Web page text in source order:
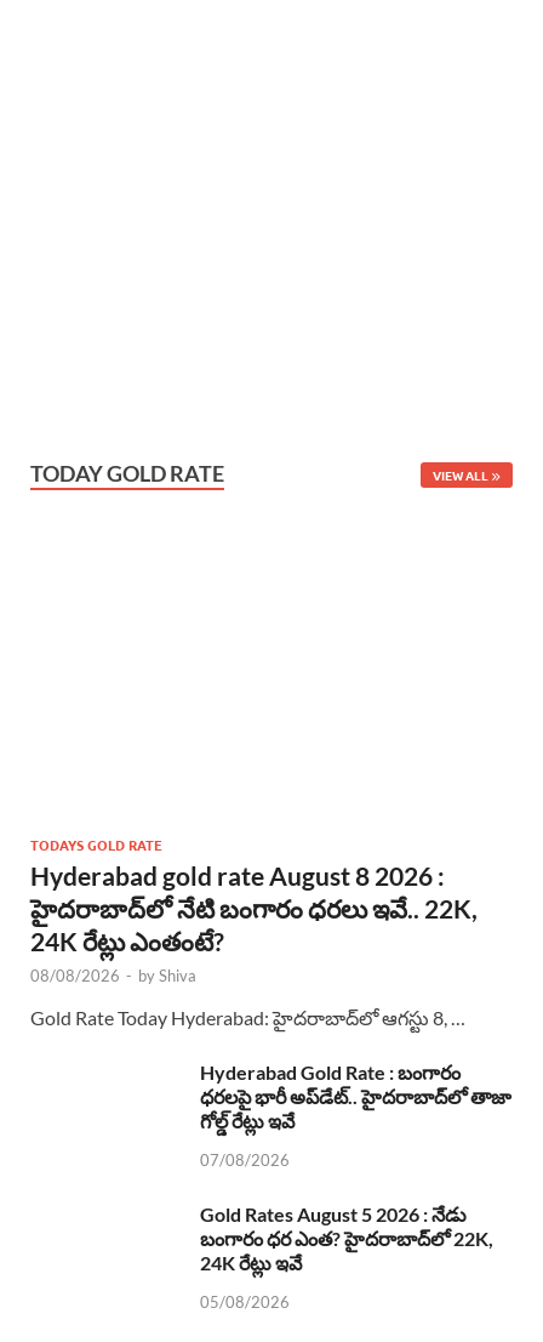
TODAY GOLD RATE VIEW ALL
TODAYS GOLD RATE
Hyderabad gold rate August 8 2026 :
హైదరాబాద్‌లో నేటి బంగారం ధరలు ఇవే.. 22K,
24K రేట్లు ఎంతంటే?
08/08/2026 - byShiva
Gold Rate Today Hyderabad: హైదరాబాద్‌లో ఆగస్టు 8, …
Hyderabad Gold Rate : బంగారం
ధరలపై భారీ అప్‌డేట్.. హైదరాబాద్‌లో తాజా
గోల్డ్ రేట్లు ఇవే
07/08/2026
Gold Rates August 5 2026 : నేడు
బంగారం ధర ఎంత? హైదరాబాద్‌లో 22K,
24K రేట్లు ఇవే
05/08/2026